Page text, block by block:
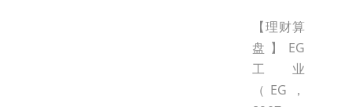
【理财算
盘】EG
工业
（EG，